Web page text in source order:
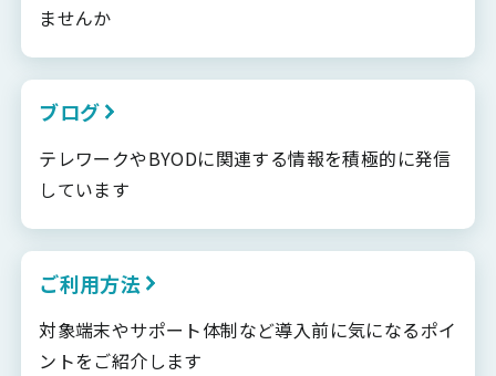
ませんか
ブログ
テレワークやBYODに関連する情報を積極的に発信
しています
ご利用方法
対象端末やサポート体制など導入前に気になるポイ
ントをご紹介します